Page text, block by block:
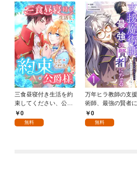
三食昼寝付き生活を約
束してください、公爵
様 1話
0
無料
万年ヒラ教師の支
術師、最強の賢者に
る～不人気の支援魔
師は給料泥棒だと魔
0
無料